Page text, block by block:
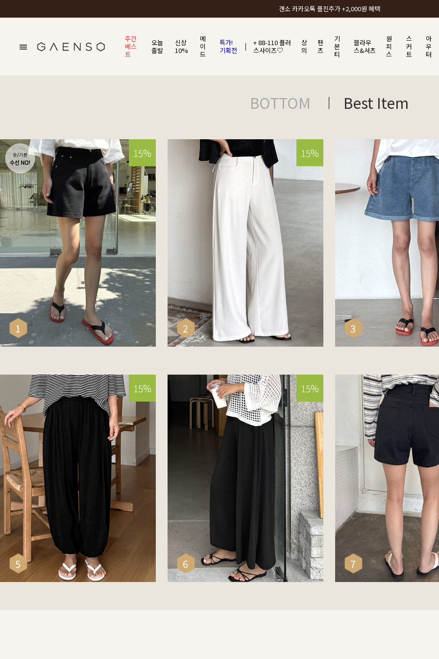
갠소에서 가장 많이 사랑받는 BEST ITEM
주간
베스
트
오늘
출발
신상
10%
메
이
드
특가!
기획전
+ 88-110 플러
스사이즈♡
상
의
팬
츠
기
본
티
블라우
스&셔츠
원
피
스
스
커
트
아
우
터
BOTTOM Best Item
1
15%
[+기장선택/빅사이즈] 탄탄코튼A인밴
딩숏팬츠
25,500 21,600
리뷰 : 0 2
15%
[린넨소재/구김걱정NO] 백투포켓찰랑
와이드팬츠
39,900 33,900
리뷰 : 0 3
[페이크버튼/A라인] 밴
숏팬츠
17,800
5
15%
[하비추천] 쫀득쿨밴딩하렘팬츠
26,900 22,800
리뷰 : 0 6
15%
[쿨링촉감/올밴딩] 찰랑와이드9부치마
바지
23,500 19,900
리뷰 : 0 7
[빅사이즈/데일리] 심
팬츠(12차 재입고)
25,500 17,800
리뷰 : 0